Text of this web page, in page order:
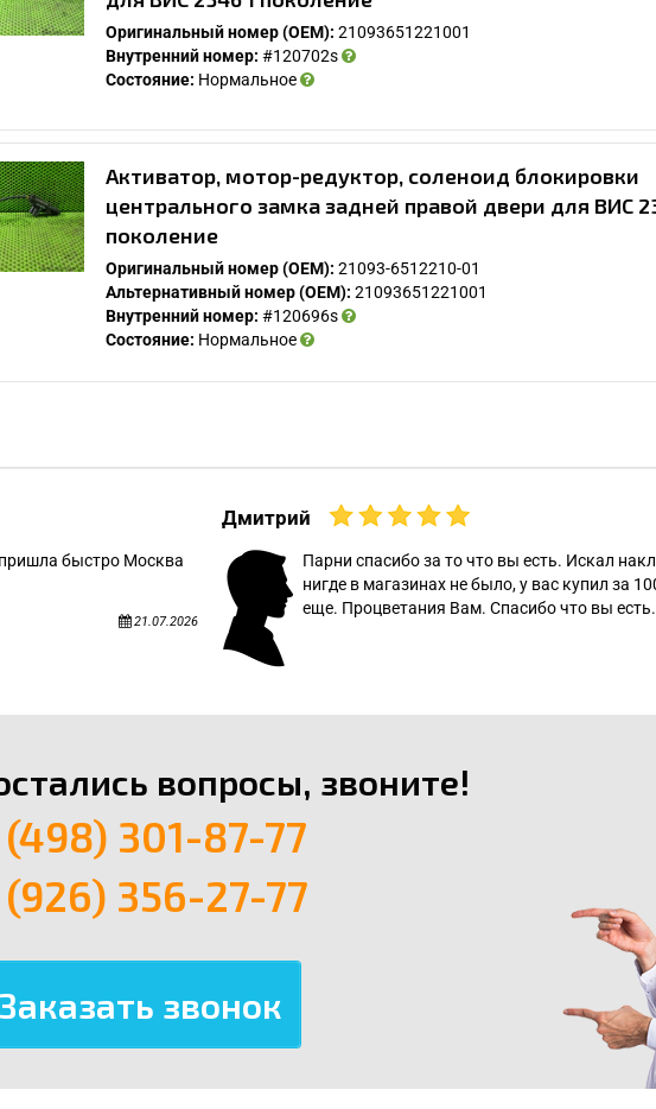
Оригинальный номер (OEM): 21093651221001
Внутренний номер: #120702s
Состояние: Нормальное
Активатор, мотор-редуктор, соленоид блокировки
центрального замка задней правой двери для ВИС
поколение
Оригинальный номер (OEM): 21093-6512210-01
Альтернативный номер (OEM): 21093651221001
Внутренний номер: #120696s
Состояние: Нормальное
пришла быстро Москва
21.07.2026
Дмитрий
Парни спасибо за то что вы есть. Искал
нигде в магазинах не было, у вас купил за
еще. Процветания Вам. Спасибо что вы есть.
вопросы, звоните!
301-87-77
356-27-77